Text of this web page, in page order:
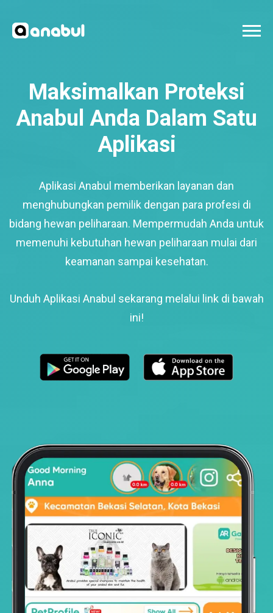
Maksimalkan Proteksi
Anabul Anda Dalam Satu
Aplikasi
Aplikasi Anabul memberikan layanan dan
menghubungkan pemilik dengan para profesi di
bidang hewan peliharaan. Mempermudah Anda untuk
memenuhi kebutuhan hewan peliharaan mulai dari
keamanan sampai kesehatan.
Unduh Aplikasi Anabul sekarang melalui link di bawah
ini!